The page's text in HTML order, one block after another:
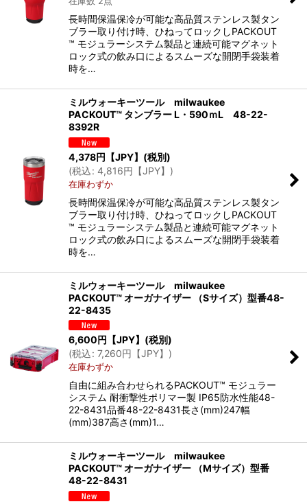
長時間保温保冷が可能な高品質ステンレス製タン
ブラー取り付け時、ひねってロックしPACKOUT
™ モジュラーシステム製品と連続可能マグネット
ロック式の飲み口によるスムーズな開閉手袋装着
時を…
ミルウォーキーツール milwaukee
PACKOUT™ タンブラー L・590ｍL 48-22-
8392R
4,378円【JPY】 (税別)
(税込: 4,816円【JPY】 )
在庫わずか
長時間保温保冷が可能な高品質ステンレス製タン
ブラー取り付け時、ひねってロックしPACKOUT
™ モジュラーシステム製品と連続可能マグネット
ロック式の飲み口によるスムーズな開閉手袋装着
時を…
ミルウォーキーツール milwaukee
PACKOUT™ オーガナイザー （Sサイズ）型番48-
22-8435
6,600 円【JPY】 (税別)
(税込: 7,260円【JPY】 )
在庫わずか
自由に組み合わせられるPACKOUT™ モジュラー
システム 耐衝撃性ポリマー製 IP65防水性能48-
22-8431品番48-22-8431長さ(mm)247幅
(mm)387高さ(mm)1…
ミルウォーキーツール milwaukee
PACKOUT™ オーガナイザー （Mサイズ）型番
48-22-8431